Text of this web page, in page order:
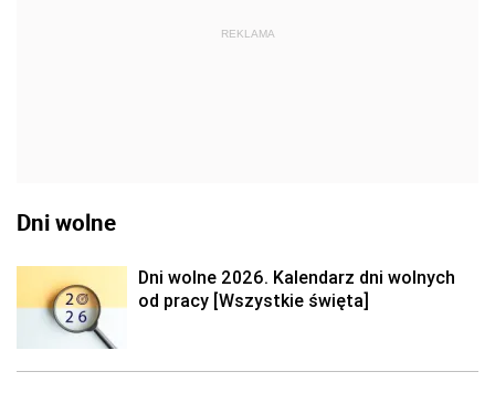
REKLAMA
Dni wolne
Dni wolne 2026. Kalendarz dni wolnych
od pracy [Wszystkie święta]